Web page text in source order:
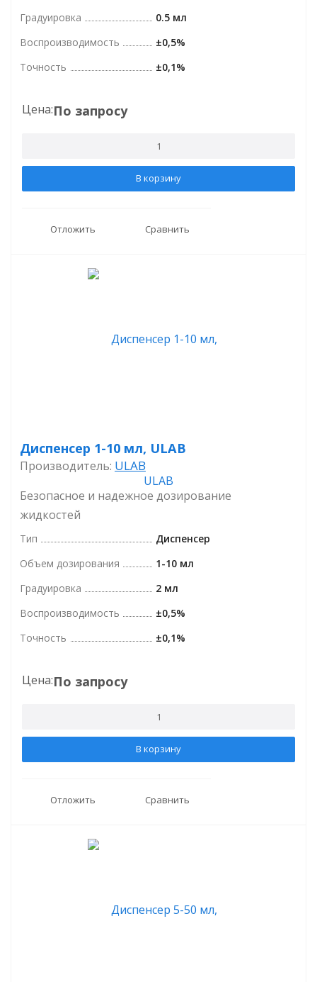
Градуировка
0.5 мл
Воспроизводимость
±0,5%
Точность
±0,1%
Цена:По запросу
В корзину
Отложить Сравнить
Диспенсер 1-10 мл, ULAB
Производитель: ULAB
Безопасное и надежное дозирование
жидкостей
Тип
Диспенсер
Объем дозирования
1-10 мл
Градуировка
2 мл
Воспроизводимость
±0,5%
Точность
±0,1%
Цена:По запросу
В корзину
Отложить Сравнить